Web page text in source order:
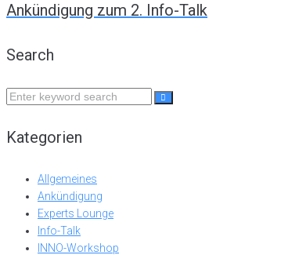
Ankündigung zum 2. Info-Talk
Search
Search
Kategorien
Allgemeines
Ankündigung
Experts Lounge
Info-Talk
INNO-Workshop